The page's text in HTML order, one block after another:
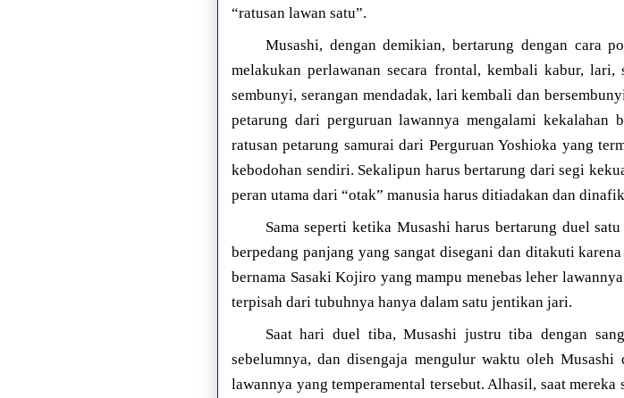
“ratusan lawan satu”.
Musashi, dengan demikian, bertarung dengan cara
melakukan perlawanan secara frontal, kembali kabur,
sembunyi, serangan mendadak, lari kembali dan
petarung dari perguruan lawannya mengalami kekalahan
ratusan petarung samurai dari Perguruan Yoshioka yang
kebodohan sendiri. Sekalipun harus bertarung dari segi
peran utama dari “otak” manusia harus ditiadakan dan
Sama seperti ketika Musashi harus bertarung duel
berpedang panjang yang sangat disegani dan ditakuti
bernama Sasaki Kojiro yang mampu menebas leher
terpisah dari tubuhnya hanya dalam satu jentikan jari.
Saat hari duel tiba, Musashi justru tiba dengan
sebelumnya, dan disengaja mengulur waktu oleh
lawannya yang temperamental tersebut. Alhasil, saat